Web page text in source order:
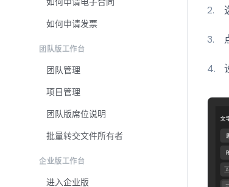
如何申请发票
团队版工作台
团队管理
项目管理
团队版席位说明
批量转交文件所有者
企业版工作台
进入企业版